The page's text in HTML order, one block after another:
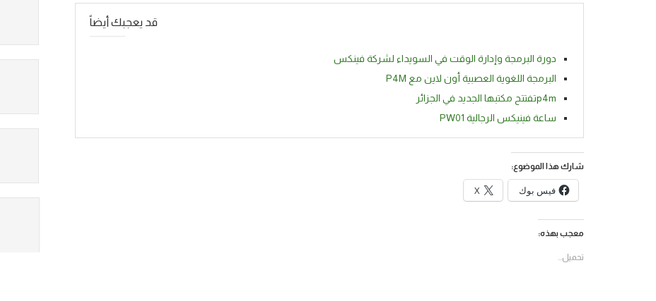
قد يعجبك أيضاً
دورة البرمجة وإدارة الوقت في السويداء لشركة فينكس
البرمجة اللغوية العصبية أون لاين مع P4M
p4mتفتتح مكتبها الجديد في الجزائر
ساعة فينيكس الرجالية PW01
شارك هذا الموضوع:
فيس بوك X
معجب بهذه:
تحميل...